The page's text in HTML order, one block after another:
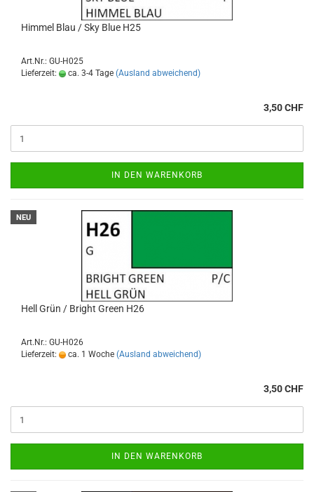
Himmel Blau / Sky Blue H25
Art.Nr.: GU-H025
Lieferzeit:
ca. 3-4 Tage (Ausland abweichend)
3,50 CHF
IN DEN WARENKORB
NEU
Hell Grün / Bright Green H26
Art.Nr.: GU-H026
Lieferzeit:
ca. 1 Woche (Ausland abweichend)
3,50 CHF
IN DEN WARENKORB